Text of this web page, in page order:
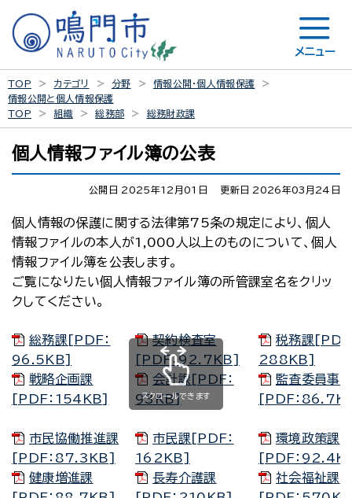
メニュー
TOP カテゴリ 分野
情報公開・個人情報保護
情報公開と個人情報保護
TOP
組織 総務部 総務財政課
個人情報ファイル簿の公表
公開日 2025年12月01日 更新日 2026年03月24日
個人情報の保護に関する法律第75条の規定により、個人
情報ファイルの本人が1,000人以上のものについて、個人
情報ファイル簿を公表します。
ご覧になりたい個人情報ファイル簿の所管課室名をクリッ
クしてください。
総務課[PDF：
96.5KB]
契約検査室
[PDF：92.7KB]
税務課[PDF
288KB]
戦略企画課
[PDF：154KB]
会計課[PDF：
93KB]
監査委員事
[PDF：
市民協働推進課
[PDF：87.3KB]
市民課[PDF：
162KB]
環境政策課
[PDF：
健康増進課
長寿介護課
社会福祉課
スクロールできます